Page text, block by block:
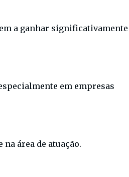
a ganhar significativamente
em empresas
área de atuação.